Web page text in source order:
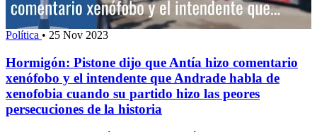
Política • 25 Nov 2023
Hormigón: Pistone dijo que Antía hizo comentario
xenófobo y el intendente que Andrade habla de
xenofobia cuando su partido hizo las peores
persecuciones de la historia